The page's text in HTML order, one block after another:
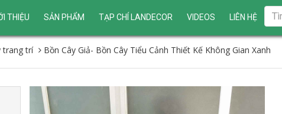
THIỆU SẢN PHẨM TẠP CHÍ LANDECOR VIDEOS LIÊN HỆ
trang trí Bồn Cây Giả- Bồn Cây Tiểu Cảnh Thiết Kế Không Gian Xanh